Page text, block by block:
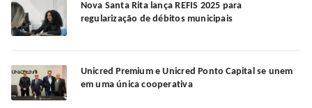
Nova Santa Rita lança REFIS 2025 para
regularização de débitos municipais
Unicred Premium e Unicred Ponto Capital se unem
em uma única cooperativa